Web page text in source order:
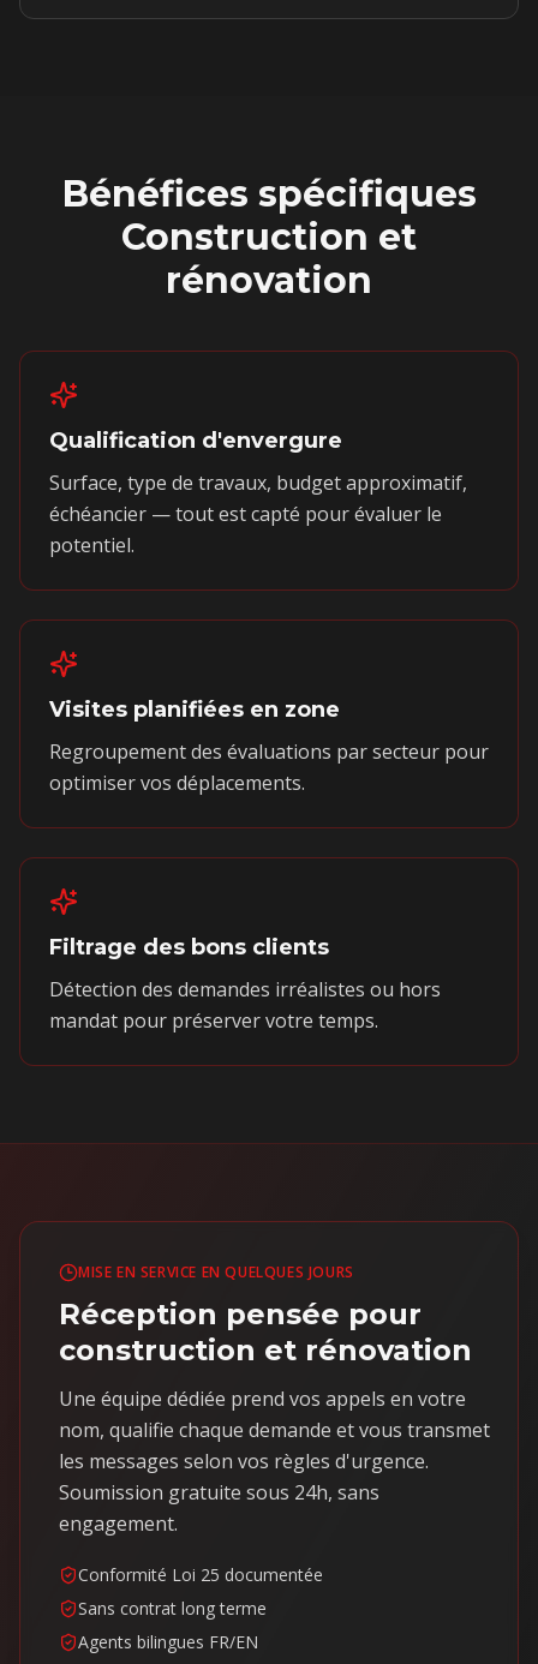
Bénéfices spécifiques
Construction et
rénovation
Qualification d'envergure
Surface, type de travaux, budget approximatif,
échéancier — tout est capté pour évaluer le
potentiel.
Visites planifiées en zone
Regroupement des évaluations par secteur pour
optimiser vos déplacements.
Filtrage des bons clients
Détection des demandes irréalistes ou hors
mandat pour préserver votre temps.
MISE EN SERVICE EN QUELQUES JOURS
Réception pensée pour
construction et rénovation
Une équipe dédiée prend vos appels en votre
nom, qualifie chaque demande et vous transmet
les messages selon vos règles d'urgence.
Soumission gratuite sous 24h, sans
engagement.
Conformité Loi 25 documentée
Sans contrat long terme
Agents bilingues FR/EN